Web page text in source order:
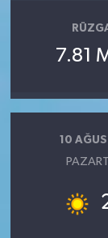
7.81
10